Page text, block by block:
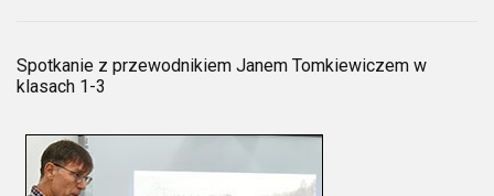
Spotkanie z przewodnikiem Janem Tomkiewiczem w
klasach 1-3